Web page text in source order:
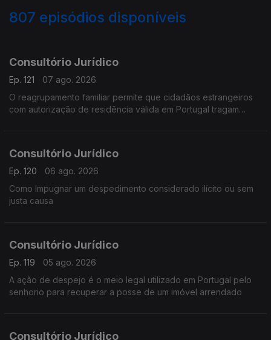
807 episódios disponíveis
Consultório Jurídico
Ep. 121
07 ago. 2026
O reagrupamento familiar permite que cidadãos estrangeiros
com autorização de residência válida em Portugal tragam
Consultório Jurídico
Ep. 120
06 ago. 2026
Como Impugnar um despedimento considerado ilícito ou sem
justa causa
Consultório Jurídico
Ep. 119
05 ago. 2026
A ação de despejo é o meio legal utilizado em Portugal pelo
senhorio para recuperar a posse de um imóvel arrendado
Consultório Jurídico